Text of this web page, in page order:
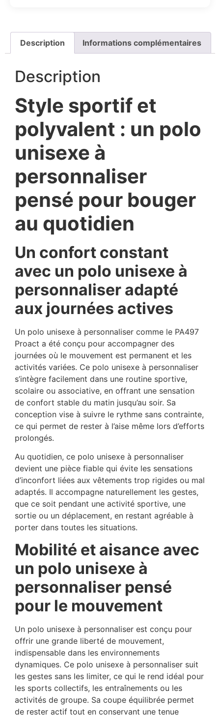
Description Informations complémentaires
Description
Style sportif et
polyvalent : un polo
unisexe à
personnaliser
pensé pour bouger
au quotidien
Un confort constant
avec un polo unisexe à
personnaliser adapté
aux journées actives
Un polo unisexe à personnaliser comme le PA497
Proact a été conçu pour accompagner des
journées où le mouvement est permanent et les
activités variées. Ce polo unisexe à personnaliser
s’intègre facilement dans une routine sportive,
scolaire ou associative, en offrant une sensation
de confort stable du matin jusqu’au soir. Sa
conception vise à suivre le rythme sans contrainte,
ce qui permet de rester à l’aise même lors d’efforts
prolongés.
Au quotidien, ce polo unisexe à personnaliser
devient une pièce fiable qui évite les sensations
d’inconfort liées aux vêtements trop rigides ou mal
adaptés. Il accompagne naturellement les gestes,
que ce soit pendant une activité sportive, une
sortie ou un déplacement, en restant agréable à
porter dans toutes les situations.
Mobilité et aisance avec
un polo unisexe à
personnaliser pensé
pour le mouvement
Un polo unisexe à personnaliser est conçu pour
offrir une grande liberté de mouvement,
indispensable dans les environnements
dynamiques. Ce polo unisexe à personnaliser suit
les gestes sans les limiter, ce qui le rend idéal pour
les sports collectifs, les entraînements ou les
activités de groupe. Sa coupe équilibrée permet
de rester actif tout en conservant une tenue